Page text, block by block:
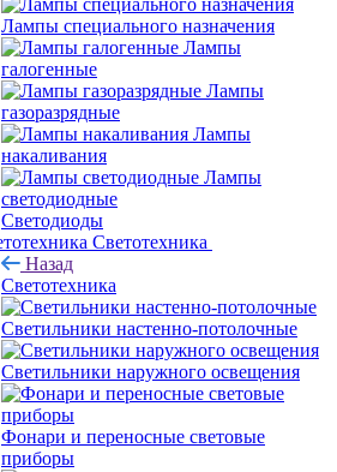
Лампы специального назначения
Лампы
галогенные
Лампы
газоразрядные
Лампы
накаливания
Лампы
светодиодные
Светодиоды
Светотехника
Назад
Светотехника
Светильники настенно-потолочные
Светильники наружного освещения
Фонари и переносные световые
приборы